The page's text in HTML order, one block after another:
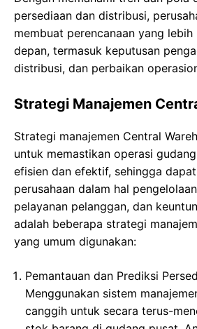
persediaan dan distribusi,
membuat perencanaan yang
depan, termasuk keputusan
distribusi, dan perbaikan
Strategi Manajemen
Strategi manajemen Central
untuk memastikan operasi
efisien dan efektif, sehingga
perusahaan dalam hal
pelayanan pelanggan, dan
adalah beberapa strategi
yang umum digunakan:
Pemantauan dan Prediksi
Menggunakan sistem
canggih untuk secara terus-